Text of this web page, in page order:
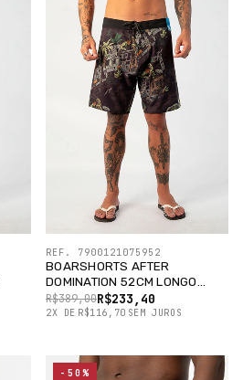
BOARSHORTS AFTER
DOMINATION 52CM LONGO
PRETO
R$233,40
R$389,00
2X DE R$116,70 SEM JUROS
REF. 7900121075952
-50%